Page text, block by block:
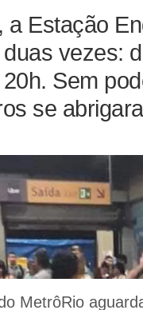
a Estação
vezes:
Sem
se
MetrôRio